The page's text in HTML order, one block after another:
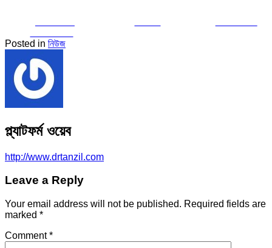
Posted in নিউজ
প্ল্যাটফর্ম ওয়েব
http://www.drtanzil.com
Leave a Reply
Your email address will not be published. Required fields are
marked *
Comment*